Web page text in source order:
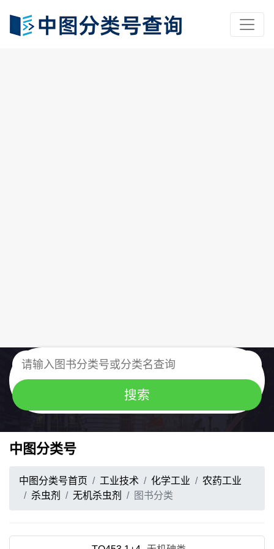
中图分类号
中图分类号首页 工业技术 化学工业
农药工业
杀虫剂
无机杀虫剂 图书分类